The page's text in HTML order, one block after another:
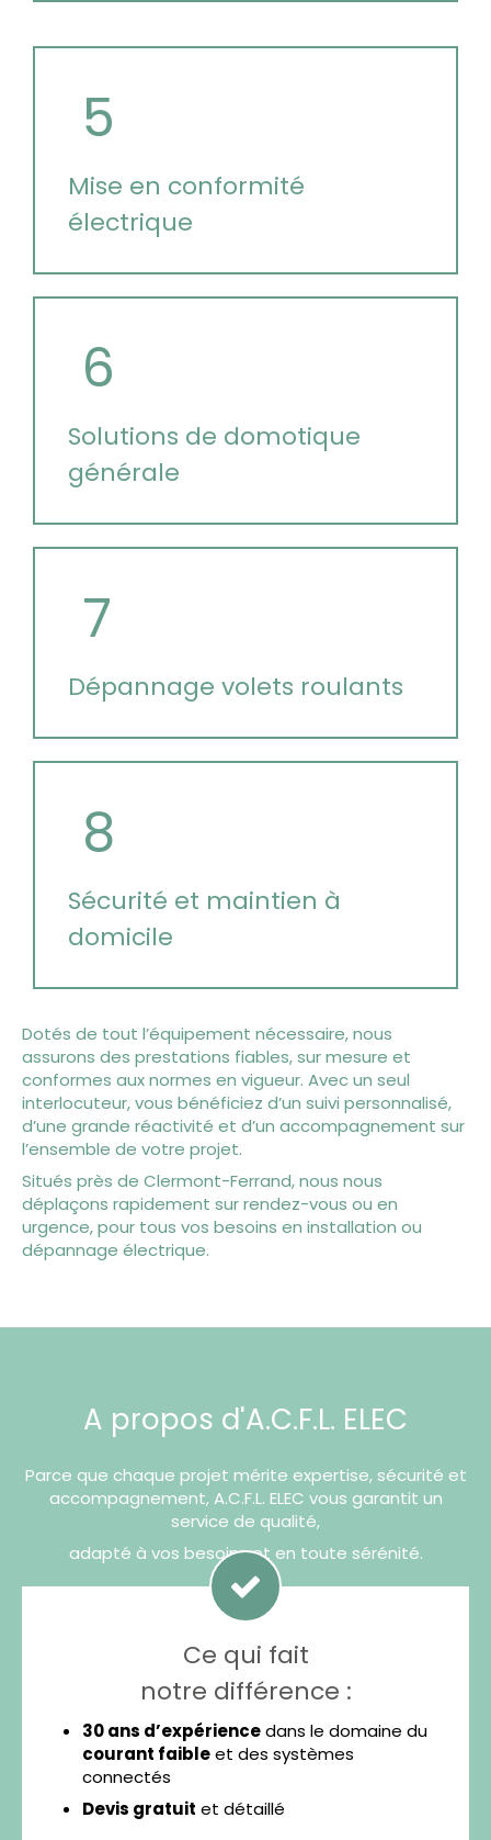
5
Mise en conformité
électrique
6
Solutions de domotique
générale
7
Dépannage volets roulants
8
Sécurité et maintien à
domicile
Dotés de tout l’équipement nécessaire, nous
assurons des prestations fiables, sur mesure et
conformes aux normes en vigueur. Avec un seul
interlocuteur, vous bénéficiez d’un suivi personnalisé,
d’une grande réactivité et d’un accompagnement sur
l’ensemble de votre projet.
Situés près de Clermont-Ferrand, nous nous
déplaçons rapidement sur rendez-vous ou en
urgence, pour tous vos besoins en installation ou
dépannage électrique.
A propos d'A.C.F.L. ELEC
Parce que chaque projet mérite expertise, sécurité et
accompagnement, A.C.F.L. ELEC vous garantit un
service de qualité,
adapté à vos besoins et en toute sérénité.
Ce qui fait
notre différence :
30 ans d’expériencedans le domaine du
courant faibleet des systèmes
connectés
Devis gratuit et détaillé